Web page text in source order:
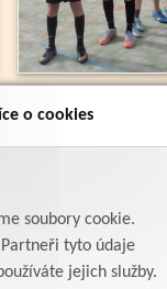
o cookies
soubory cookie.
tyto údaje
jejich služby.